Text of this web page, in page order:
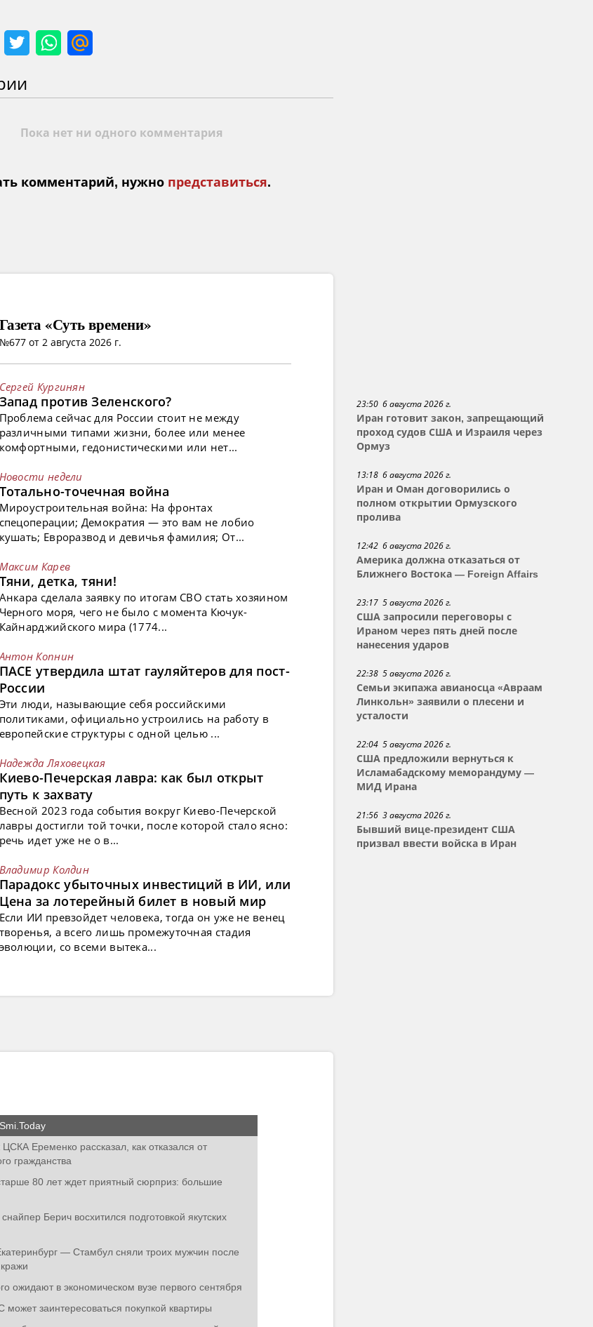
Пока нет ни одного комментария
комментарий, нужно представиться.
23:50 6 августа 2026 г.
Иран готовит закон, запрещающий
проход судов США и Израиля через
Ормуз
13:18 6 августа 2026 г.
Иран и Оман договорились о
полном открытии Ормузского
пролива
12:42 6 августа 2026 г.
Америка должна отказаться от
Ближнего Востока — Foreign Affairs
23:17 5 августа 2026 г.
США запросили переговоры с
Ираном через пять дней после
нанесения ударов
22:38 5 августа 2026 г.
Семьи экипажа авианосца «Авраам
Линкольн» заявили о плесени и
усталости
22:04 5 августа 2026 г.
США предложили вернуться к
Исламабадскому меморандуму —
МИД Ирана
21:56 3 августа 2026 г.
Бывший вице-президент США
призвал ввести войска в Иран
Газета «Суть времени»
№677 от 2 августа 2026 г.
Сергей Кургинян
Запад против Зеленского?
Проблема сейчас для России стоит не между
различными типами жизни, более или менее
комфортными, гедонистическими или нет...
Новости недели
Тотально-точечная война
Мироустроительная война: На фронтах
спецоперации; Демократия — это вам не лобио
кушать; Евроразвод и девичья фамилия; От...
Максим Карев
Тяни, детка, тяни!
Анкара сделала заявку по итогам СВО стать хозяином
Черного моря, чего не было с момента Кючук-
Кайнарджийского мира (1774...
Антон Копнин
ПАСЕ утвердила штат гауляйтеров для пост-
России
Эти люди, называющие себя российскими
политиками, официально устроились на работу в
европейские структуры с одной целью ...
Надежда Ляховецкая
Киево-Печерская лавра: как был открыт
путь к захвату
Весной 2023 года события вокруг Киево-Печерской
лавры достигли той точки, после которой стало ясно:
речь идет уже не о в...
Владимир Колдин
Парадокс убыточных инвестиций в ИИ, или
Цена за лотерейный билет в новый мир
Если ИИ превзойдет человека, тогда он уже не венец
творенья, а всего лишь промежуточная стадия
эволюции, со всеми вытека...